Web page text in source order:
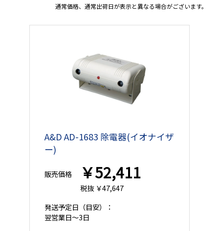
通常価格、通常出荷日が表示と異なる場合がございます。
A&D AD-1683 除電器(イオナイザ
ー)
販売価格 ￥52,411
税抜 ￥47,647
発送予定日 （目安）：
翌営業日～3日